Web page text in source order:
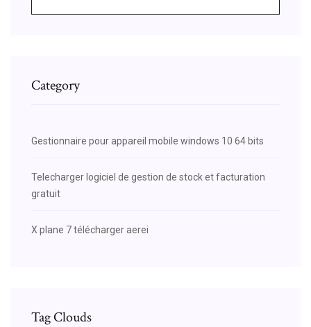
Category
Gestionnaire pour appareil mobile windows 10 64 bits
Telecharger logiciel de gestion de stock et facturation
gratuit
X plane 7 télécharger aerei
Tag Clouds